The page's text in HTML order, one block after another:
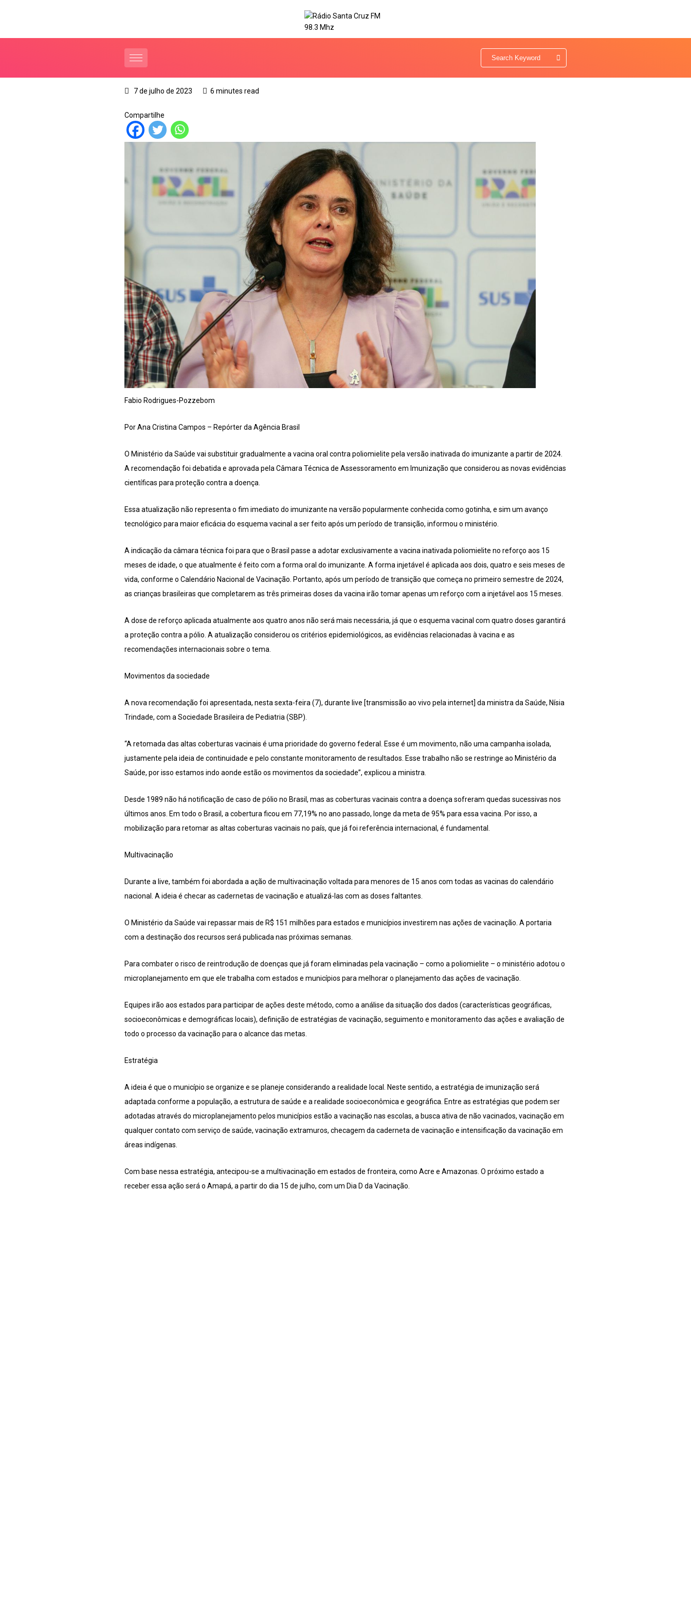
7 de julho de 2023 6 minutes read
Compartilhe
Fabio Rodrigues-Pozzebom
Por Ana Cristina Campos – Repórter da Agência Brasil
O Ministério da Saúde vai substituir gradualmente a vacina oral contra poliomielite pela versão inativada do imunizante a partir de 2024.
A recomendação foi debatida e aprovada pela Câmara Técnica de Assessoramento em Imunização que considerou as novas evidências
científicas para proteção contra a doença.
Essa atualização não representa o fim imediato do imunizante na versão popularmente conhecida como gotinha, e sim um avanço
tecnológico para maior eficácia do esquema vacinal a ser feito após um período de transição, informou o ministério.
A indicação da câmara técnica foi para que o Brasil passe a adotar exclusivamente a vacina inativada poliomielite no reforço aos 15
meses de idade, o que atualmente é feito com a forma oral do imunizante. A forma injetável é aplicada aos dois, quatro e seis meses de
vida, conforme o Calendário Nacional de Vacinação. Portanto, após um período de transição que começa no primeiro semestre de 2024,
as crianças brasileiras que completarem as três primeiras doses da vacina irão tomar apenas um reforço com a injetável aos 15 meses.
A dose de reforço aplicada atualmente aos quatro anos não será mais necessária, já que o esquema vacinal com quatro doses garantirá
a proteção contra a pólio. A atualização considerou os critérios epidemiológicos, as evidências relacionadas à vacina e as
recomendações internacionais sobre o tema.
Movimentos da sociedade
A nova recomendação foi apresentada, nesta sexta-feira (7), durante live [transmissão ao vivo pela internet] da ministra da Saúde, Nísia
Trindade, com a Sociedade Brasileira de Pediatria (SBP).
“A retomada das altas coberturas vacinais é uma prioridade do governo federal. Esse é um movimento, não uma campanha isolada,
justamente pela ideia de continuidade e pelo constante monitoramento de resultados. Esse trabalho não se restringe ao Ministério da
Saúde, por isso estamos indo aonde estão os movimentos da sociedade”, explicou a ministra.
Desde 1989 não há notificação de caso de pólio no Brasil, mas as coberturas vacinais contra a doença sofreram quedas sucessivas nos
últimos anos. Em todo o Brasil, a cobertura ficou em 77,19% no ano passado, longe da meta de 95% para essa vacina. Por isso, a
mobilização para retomar as altas coberturas vacinais no país, que já foi referência internacional, é fundamental.
Multivacinação
Durante a live, também foi abordada a ação de multivacinação voltada para menores de 15 anos com todas as vacinas do calendário
nacional. A ideia é checar as cadernetas de vacinação e atualizá-las com as doses faltantes.
O Ministério da Saúde vai repassar mais de R$ 151 milhões para estados e municípios investirem nas ações de vacinação. A portaria
com a destinação dos recursos será publicada nas próximas semanas.
Para combater o risco de reintrodução de doenças que já foram eliminadas pela vacinação – como a poliomielite – o ministério adotou o
microplanejamento em que ele trabalha com estados e municípios para melhorar o planejamento das ações de vacinação.
Equipes irão aos estados para participar de ações deste método, como a análise da situação dos dados (características geográficas,
socioeconômicas e demográficas locais), definição de estratégias de vacinação, seguimento e monitoramento das ações e avaliação de
todo o processo da vacinação para o alcance das metas.
Estratégia
A ideia é que o município se organize e se planeje considerando a realidade local. Neste sentido, a estratégia de imunização será
adaptada conforme a população, a estrutura de saúde e a realidade socioeconômica e geográfica. Entre as estratégias que podem ser
adotadas através do microplanejamento pelos municípios estão a vacinação nas escolas, a busca ativa de não vacinados, vacinação em
qualquer contato com serviço de saúde, vacinação extramuros, checagem da caderneta de vacinação e intensificação da vacinação em
áreas indígenas.
Com base nessa estratégia, antecipou-se a multivacinação em estados de fronteira, como Acre e Amazonas. O próximo estado a
receber essa ação será o Amapá, a partir do dia 15 de julho, com um Dia D da Vacinação.